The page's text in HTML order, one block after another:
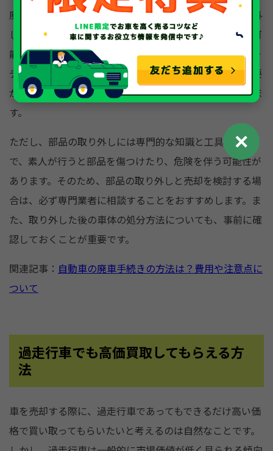
廃車の際には、車両に付属する貴重な部品を事前に取り外
して個別に売却することで、より多くの収入を得られる可
能性もあります。例えば、ナビゲーションシステムやオー
ディオ機器、アルミホイールなどは中古パーツとして需要
が高く、状態が良ければ高価格で売却できることもありま
す。
ただし、部品の取り外しには専門的な知識と工具が必要
で、素人が行うと部品を傷つけたり、危険を伴う可能性が
あります。そのため、部品の取り外しと売却を検討する場
合は、必ず専門業者に相談することをおすすめします。ま
た、取り外した後の車体の処分方法についても、事前に確
認しておくことが重要です。
関連記事： 自動車の廃車手続きの方法は？費用や注意点に
ついて
過走行車でも高価買取してもらえる方
法
車を売却する際に、過走行車であってもできるだけ高い価
格で買い取ってもらいたいと考えるのは自然なことです。
✕